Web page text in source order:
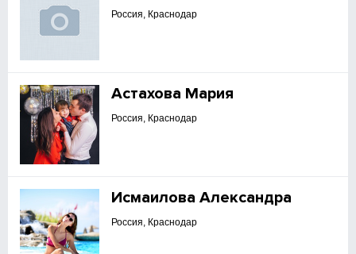
Россия, Краснодар
Астахова Мария
Россия, Краснодар
Исмаилова Александра
Россия, Краснодар